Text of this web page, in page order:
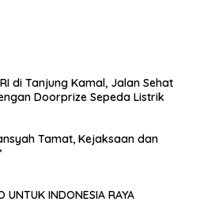
di Tanjung Kamal, Jalan Sehat
Doorprize Sepeda Listrik
Tamat, Kejaksaan dan
UNTUK INDONESIA RAYA